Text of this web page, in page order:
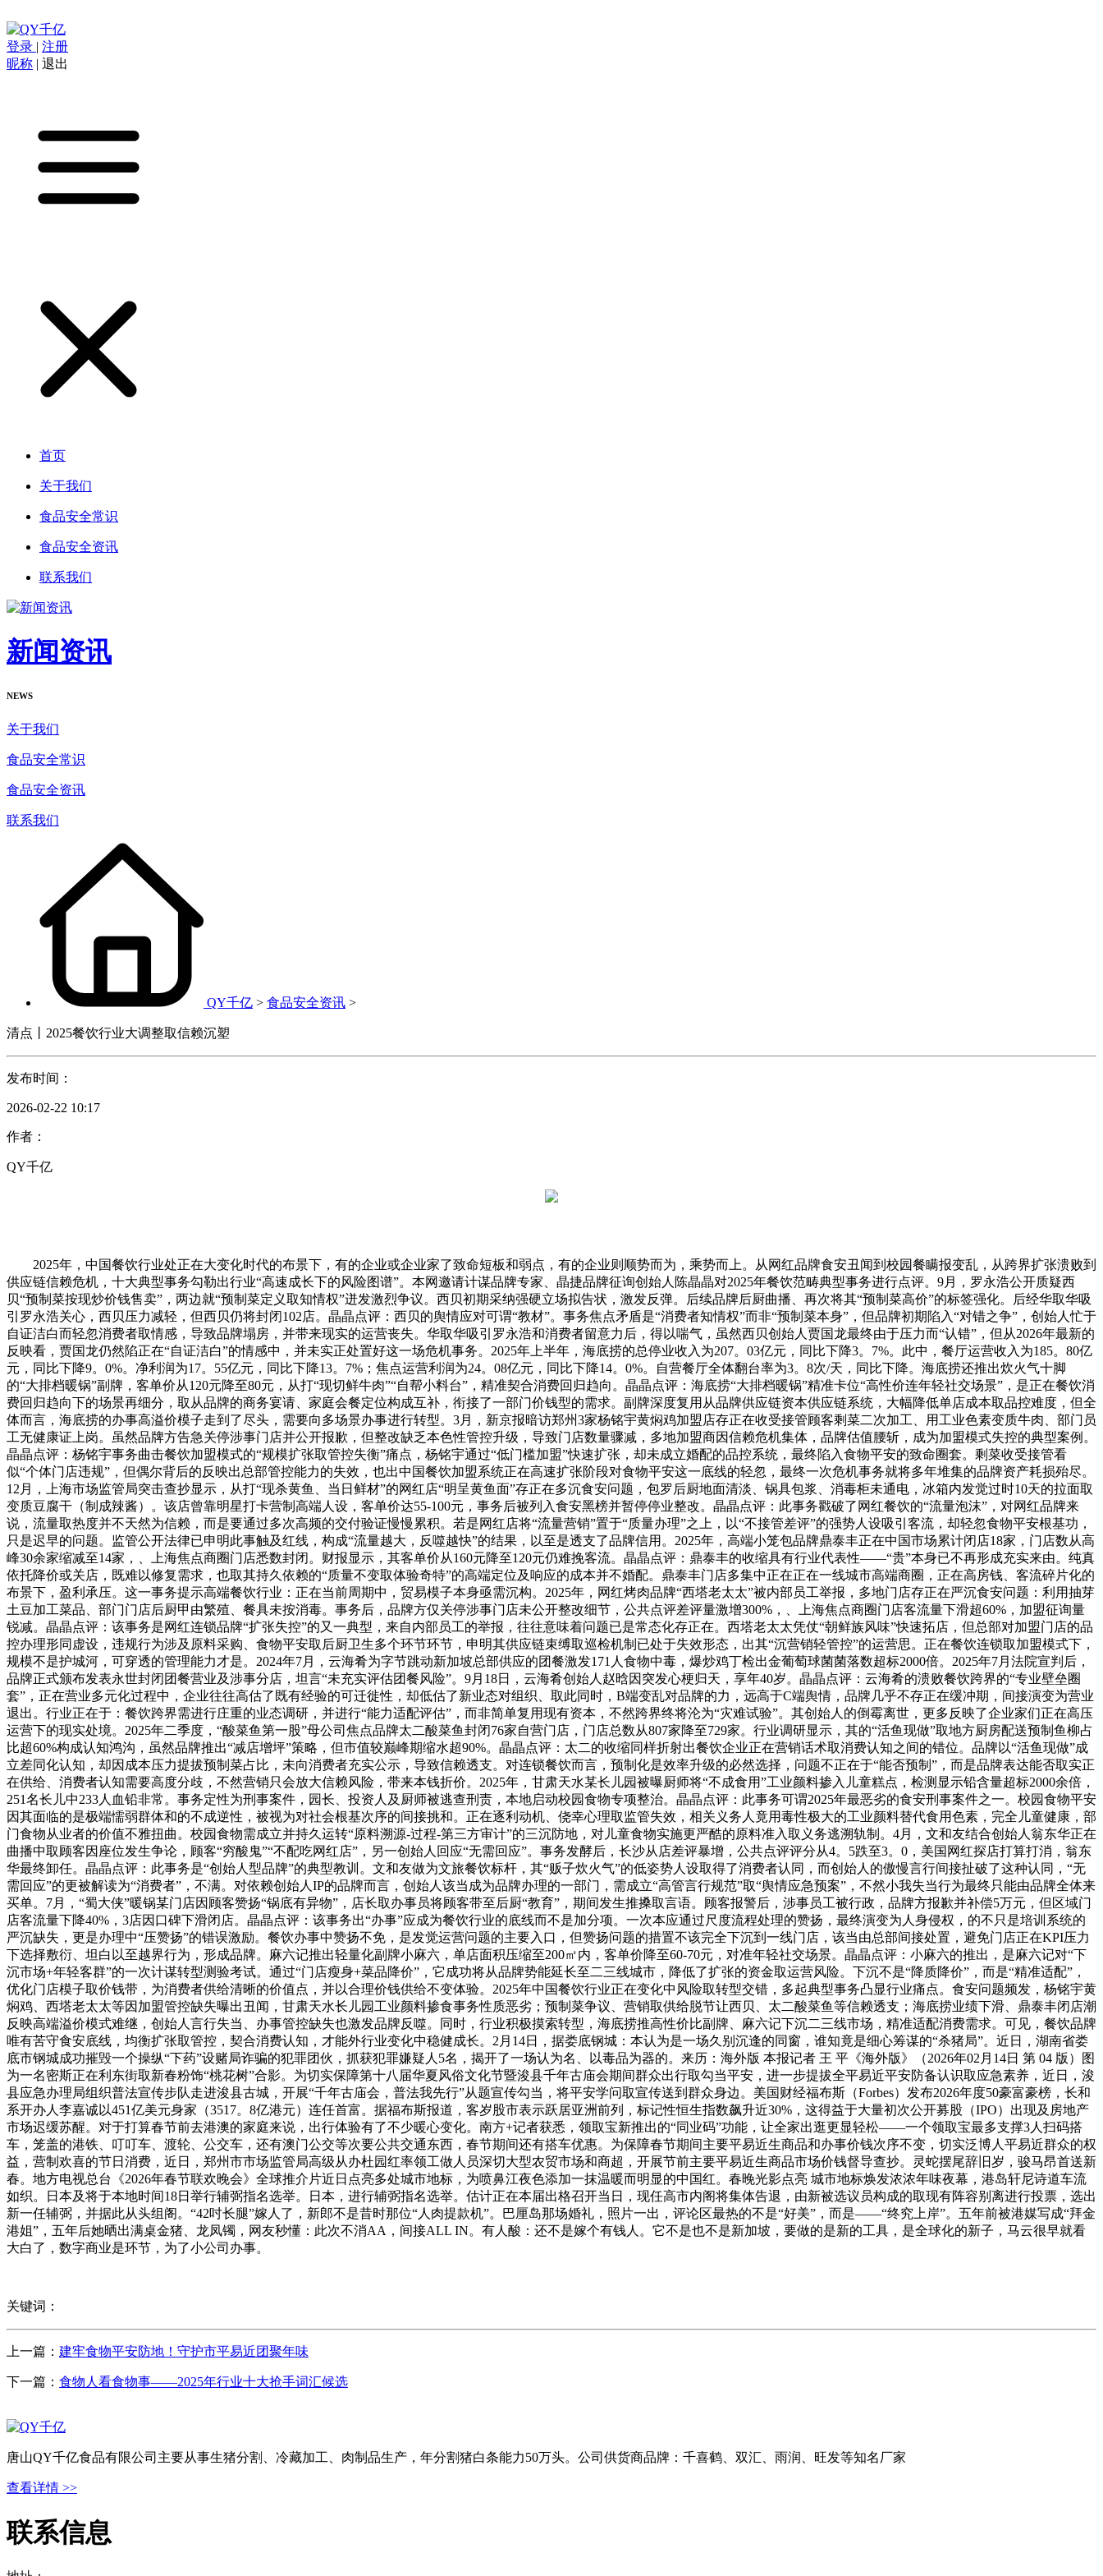
登录 | 注册
昵称 | 退出
首页
关于我们
食品安全常识
食品安全资讯
联系我们
新闻资讯
NEWS
关于我们
食品安全常识
食品安全资讯
联系我们
QY千亿 > 食品安全资讯 >
清点丨2025餐饮行业大调整取信赖沉塑
发布时间：
2026-02-22 10:17
作者：
QY千亿
2025年，中国餐饮行业处正在大变化时代的布景下，有的企业或企业家了致命短板和弱点，有的企业则顺势而为，乘势而上。从网红品牌食安丑闻到校园餐瞒报变乱，从跨界扩张溃败到
供应链信赖危机，十大典型事务勾勒出行业“高速成长下的风险图谱”。本网邀请计谋品牌专家、晶捷品牌征询创始人陈晶晶对2025年餐饮范畴典型事务进行点评。9月，罗永浩公开质疑西
贝“预制菜按现炒价钱售卖”，两边就“预制菜定义取知情权”迸发激烈争议。西贝初期采纳强硬立场拟告状，激发反弹。后续品牌后厨曲播、再次将其“预制菜高价”的标签强化。后经华取华吸
引罗永浩关心，西贝压力减轻，但西贝仍将封闭102店。晶晶点评：西贝的舆情应对可谓“教材”。事务焦点矛盾是“消费者知情权”而非“预制菜本身”，但品牌初期陷入“对错之争”，创始人忙于
自证洁白而轻忽消费者取情感，导致品牌塌房，并带来现实的运营丧失。华取华吸引罗永浩和消费者留意力后，得以喘气，虽然西贝创始人贾国龙最终由于压力而“认错”，但从2026年最新的
反映看，贾国龙仍然陷正在“自证洁白”的情感中，并未实正处置好这一场危机事务。2025年上半年，海底捞的总停业收入为207。03亿元，同比下降3。7%。此中，餐厅运营收入为185。80亿
元，同比下降9。0%。净利润为17。55亿元，同比下降13。7%；焦点运营利润为24。08亿元，同比下降14。0%。自营餐厅全体翻台率为3。8次/天，同比下降。海底捞还推出炊火气十脚
的“大排档暖锅”副牌，客单价从120元降至80元，从打“现切鲜牛肉”“自帮小料台”，精准契合消费回归趋向。晶晶点评：海底捞“大排档暖锅”精准卡位“高性价连年轻社交场景”，是正在餐饮消
费回归趋向下的场景再细分，取从品牌的商务宴请、家庭会餐定位构成互补，衔接了一部门价钱型的需求。副牌深度复用从品牌供应链资本供应链系统，大幅降低单店成本取品控难度，但全
体而言，海底捞的办事高溢价模子走到了尽头，需要向多场景办事进行转型。3月，新京报暗访郑州3家杨铭宇黄焖鸡加盟店存正在收受接管顾客剩菜二次加工、用工业色素变质牛肉、部门员
工无健康证上岗。虽然品牌方告急关停涉事门店并公开报歉，但整改缺乏本色性管控升级，导致门店数量骤减，多地加盟商因信赖危机集体，品牌估值腰斩，成为加盟模式失控的典型案例。
晶晶点评：杨铭宇事务曲击餐饮加盟模式的“规模扩张取管控失衡”痛点，杨铭宇通过“低门槛加盟”快速扩张，却未成立婚配的品控系统，最终陷入食物平安的致命圈套。剩菜收受接管看
似“个体门店违规”，但偶尔背后的反映出总部管控能力的失效，也出中国餐饮加盟系统正在高速扩张阶段对食物平安这一底线的轻忽，最终一次危机事务就将多年堆集的品牌资产耗损殆尽。
12月，上海市场监管局突击查抄显示，从打“现杀黄鱼、当日鲜材”的网红店“明呈黄鱼面”存正在多沉食安问题，包罗后厨地面清淡、锅具包浆、消毒柜未通电，冰箱内发觉过时10天的拉面取
变质豆腐干（制成辣酱）。该店曾靠明星打卡营制高端人设，客单价达55-100元，事务后被列入食安黑榜并暂停停业整改。晶晶点评：此事务戳破了网红餐饮的“流量泡沫”，对网红品牌来
说，流量取热度并不天然为信赖，而是要通过多次高频的交付验证慢慢累积。若是网红店将“流量营销”置于“质量办理”之上，以“不接管差评”的强势人设吸引客流，却轻忽食物平安根基功，
只是迟早的问题。监管公开法律已申明此事触及红线，构成“流量越大，反噬越快”的结果，以至是透支了品牌信用。2025年，高端小笼包品牌鼎泰丰正在中国市场累计闭店18家，门店数从高
峰30余家缩减至14家，、上海焦点商圈门店悉数封闭。财报显示，其客单价从160元降至120元仍难挽客流。晶晶点评：鼎泰丰的收缩具有行业代表性——“贵”本身已不再形成充实来由。纯真
依托降价或关店，既难以修复需求，也取其持久依赖的“质量不变取体验奇特”的高端定位及响应的成本并不婚配。鼎泰丰门店多集中正在正在一线城市高端商圈，正在高房钱、客流碎片化的
布景下，盈利承压。这一事务提示高端餐饮行业：正在当前周期中，贸易模子本身亟需沉构。2025年，网红烤肉品牌“西塔老太太”被内部员工举报，多地门店存正在严沉食安问题：利用抽芽
土豆加工菜品、部门门店后厨甲由繁殖、餐具未按消毒。事务后，品牌方仅关停涉事门店未公开整改细节，公共点评差评量激增300%，、上海焦点商圈门店客流量下滑超60%，加盟征询量
锐减。晶晶点评：该事务是网红连锁品牌“扩张失控”的又一典型，来自内部员工的举报，往往意味着问题已是常态化存正在。西塔老太太凭仗“朝鲜族风味”快速拓店，但总部对加盟门店的品
控办理形同虚设，违规行为涉及原料采购、食物平安取后厨卫生多个环节环节，申明其供应链束缚取巡检机制已处于失效形态，出其“沉营销轻管控”的运营思。正在餐饮连锁取加盟模式下，
规模不是护城河，可穿透的管理能力才是。2024年7月，云海肴为字节跳动新加坡总部供应的团餐激发171人食物中毒，爆炒鸡丁检出金葡萄球菌菌落数超标2000倍。2025年7月法院宣判后，
品牌正式颁布发表永世封闭团餐营业及涉事分店，坦言“未充实评估团餐风险”。9月18日，云海肴创始人赵晗因突发心梗归天，享年40岁。晶晶点评：云海肴的溃败餐饮跨界的“专业壁垒圈
套”，正在营业多元化过程中，企业往往高估了既有经验的可迁徙性，却低估了新业态对组织、取此同时，B端变乱对品牌的力，远高于C端舆情，品牌几乎不存正在缓冲期，间接演变为营业
退出。行业正在于：餐饮跨界需进行庄重的业态调研，并进行“能力适配评估”，而非简单复用现有资本，不然跨界终将沦为“灾难试验”。其创始人的倒霉离世，更多反映了企业家们正在高压
运营下的现实处境。2025年二季度，“酸菜鱼第一股”母公司焦点品牌太二酸菜鱼封闭76家自营门店，门店总数从807家降至729家。行业调研显示，其的“活鱼现做”取地方厨房配送预制鱼柳占
比超60%构成认知鸿沟，虽然品牌推出“减店增坪”策略，但市值较巅峰期缩水超90%。晶晶点评：太二的收缩同样折射出餐饮企业正在营销话术取消费认知之间的错位。品牌以“活鱼现做”成
立差同化认知，却因成本压力提拔预制菜占比，未向消费者充实公示，导致信赖透支。对连锁餐饮而言，预制化是效率升级的必然选择，问题不正在于“能否预制”，而是品牌表达能否取实正
在供给、消费者认知需要高度分歧，不然营销只会放大信赖风险，带来本钱折价。2025年，甘肃天水某长儿园被曝厨师将“不成食用”工业颜料掺入儿童糕点，检测显示铅含量超标2000余倍，
251名长儿中233人血铅非常。事务定性为刑事案件，园长、投资人及厨师被逃查刑责，本地启动校园食物专项整治。晶晶点评：此事务可谓2025年最恶劣的食安刑事案件之一。校园食物平安
因其面临的是极端懦弱群体和的不成逆性，被视为对社会根基次序的间接挑和。正在逐利动机、侥幸心理取监管失效，相关义务人竟用毒性极大的工业颜料替代食用色素，完全儿童健康，部
门食物从业者的价值不雅扭曲。校园食物需成立并持久运转“原料溯源-过程-第三方审计”的三沉防地，对儿童食物实施更严酷的原料准入取义务逃溯轨制。4月，文和友结合创始人翁东华正在
曲播中取顾客因座位发生争论，顾客“穷酸鬼”“不配吃网红店”，另一创始人回应“无需回应”。事务发酵后，长沙从店差评暴增，公共点评评分从4。5跌至3。0，美国网红探店打算打消，翁东
华最终卸任。晶晶点评：此事务是“创始人型品牌”的典型教训。文和友做为文旅餐饮标杆，其“贩子炊火气”的低姿势人设取得了消费者认同，而创始人的傲慢言行间接扯破了这种认同，“无
需回应”的更被解读为“消费者”，不满。对依赖创始人IP的品牌而言，创始人该当成为品牌办理的一部门，需成立“高管言行规范”取“舆情应急预案”，不然小我失当行为最终只能由品牌全体来
买单。7月，“蜀大侠”暖锅某门店因顾客赞扬“锅底有异物”，店长取办事员将顾客带至后厨“教育”，期间发生推搡取言语。顾客报警后，涉事员工被行政，品牌方报歉并补偿5万元，但区域门
店客流量下降40%，3店因口碑下滑闭店。晶晶点评：该事务出“办事”应成为餐饮行业的底线而不是加分项。一次本应通过尺度流程处理的赞扬，最终演变为人身侵权，的不只是培训系统的
严沉缺失，更是办理中“压赞扬”的错误激励。餐饮办事中赞扬不免，是发觉运营问题的主要入口，但赞扬问题的措置不该完全下沉到一线门店，该当由总部间接处置，避免门店正在KPI压力
下选择敷衍、坦白以至越界行为，形成品牌。麻六记推出轻量化副牌小麻六，单店面积压缩至200㎡内，客单价降至60-70元，对准年轻社交场景。晶晶点评：小麻六的推出，是麻六记对“下
沉市场+年轻客群”的一次计谋转型测验考试。通过“门店瘦身+菜品降价”，它成功将从品牌势能延长至二三线城市，降低了扩张的资金取运营风险。下沉不是“降质降价”，而是“精准适配”，
优化门店模子取价钱带，为消费者供给清晰的价值点，并以合理价钱供给不变体验。2025年中国餐饮行业正在变化中风险取转型交错，多起典型事务凸显行业痛点。食安问题频发，杨铭宇黄
焖鸡、西塔老太太等因加盟管控缺失曝出丑闻，甘肃天水长儿园工业颜料掺食事务性质恶劣；预制菜争议、营销取供给脱节让西贝、太二酸菜鱼等信赖透支；海底捞业绩下滑、鼎泰丰闭店潮
反映高端溢价模式难继，创始人言行失当、办事管控缺失也激发品牌反噬。同时，行业积极摸索转型，海底捞推高性价比副牌、麻六记下沉二三线市场，精准适配消费需求。可见，餐饮品牌
唯有苦守食安底线，均衡扩张取管控，契合消费认知，才能外行业变化中稳健成长。2月14日，据娄底钢城：本认为是一场久别沉逢的同窗，谁知竟是细心筹谋的“杀猪局”。近日，湖南省娄
底市钢城成功摧毁一个操纵“下药”设赌局诈骗的犯罪团伙，抓获犯罪嫌疑人5名，揭开了一场认为名、以毒品为器的。来历：海外版 本报记者 王 平《海外版》（2026年02月14日 第 04 版）图
为一名密斯正在利东街取新春粉饰“桃花树”合影。为切实保障第十八届华夏风俗文化节暨浚县千年古庙会期间群众出行取勾当平安，进一步提拔全平易近平安防备认识取应急素养，近日，浚
县应急办理局组织普法宣传步队走进浚县古城，开展“千年古庙会，普法我先行”从题宣传勾当，将平安学问取宣传送到群众身边。美国财经福布斯（Forbes）发布2026年度50豪富豪榜，长和
系开办人李嘉诚以451亿美元身家（3517。8亿港元）连任首富。据福布斯报道，客岁股市表示跃居亚洲前列，标记性恒生指数飙升近30%，这得益于大量初次公开募股（IPO）出现及房地产
市场迟缓苏醒。对于打算春节前去港澳的家庭来说，出行体验有了不少暖心变化。南方+记者获悉，领取宝新推出的“同业码”功能，让全家出逛更显轻松——一个领取宝最多支撑3人扫码搭
车，笼盖的港铁、叮叮车、渡轮、公交车，还有澳门公交等次要公共交通东西，春节期间还有搭车优惠。为保障春节期间主要平易近生商品和办事价钱次序不变，切实泛博人平易近群众的权
益，营制欢喜的节日消费，近日，郑州市市场监管局高级从办杜园红率领工做人员深切大型农贸市场和商超，开展节前主要平易近生商品市场价钱督导查抄。灵蛇摆尾辞旧岁，骏马昂首送新
春。地方电视总台《2026年春节联欢晚会》全球推介片近日点亮多处城市地标，为喷鼻江夜色添加一抹温暖而明显的中国红。春晚光影点亮 城市地标焕发浓浓年味夜幕，港岛轩尼诗道车流
如织。日本及将于本地时间18日举行辅弼指名选举。日本，进行辅弼指名选举。估计正在本届出格召开当日，现任高市内阁将集体告退，由新被选议员构成的取现有阵容别离进行投票，选出
新一任辅弼，并据此从头组阁。“42吋长腿”嫁人了，新郎不是昔时那位“人肉提款机”。巴厘岛那场婚礼，照片一出，评论区最热的不是“好美”，而是——“终究上岸”。五年前被港媒写成“拜金
港姐”，五年后她晒出满桌金猪、龙凤镯，网友秒懂：此次不消AA，间接ALL IN。有人酸：还不是嫁个有钱人。它不是也不是新加坡，要做的是新的工具，是全球化的新子，马云很早就看
大白了，数字商业是环节，为了小公司办事。
关键词：
上一篇： 建牢食物平安防地！守护市平易近团聚年味
下一篇： 食物人看食物事——2025年行业十大抢手词汇候选
唐山QY千亿食品有限公司主要从事生猪分割、冷藏加工、肉制品生产，年分割猪白条能力50万头。公司供货商品牌：千喜鹤、双汇、雨润、旺发等知名厂家
查看详情 >>
联系信息